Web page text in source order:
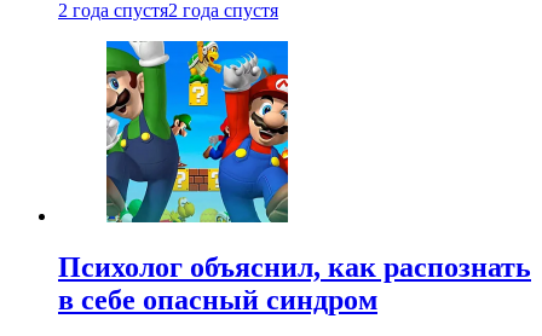
2 года спустя2 года спустя
Психолог объяснил, как распознать
в себе опасный синдром